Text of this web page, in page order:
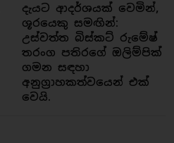
දැයට ආදර්ශයක් වෙමින්,
ශූරයෙකු සමඟින්:
උස්වත්ත බිස්කට් රුමේෂ්
තරංග පතිරගේ ඔලිම්පික්
ගමන සඳහා
අනුග්‍රාහකත්වයෙන් එක්
වෙයි.